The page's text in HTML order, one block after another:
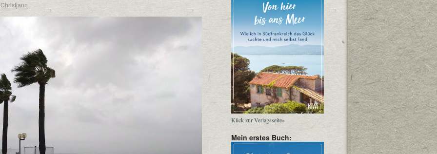
Christjann
Klick zur Verlagsseite»
Mein erstes Buch: